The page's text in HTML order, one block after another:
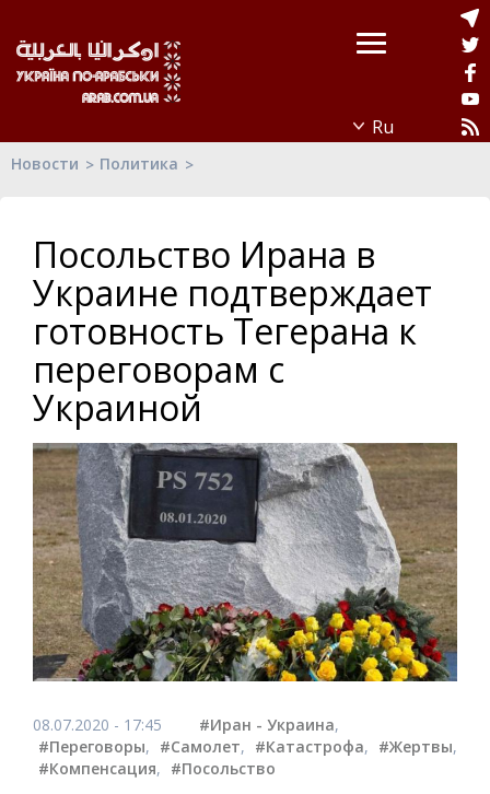
Новости Политика
Посольство Ирана в
Украине подтверждает
готовность Тегерана к
переговорам с
Украиной
08.07.2020 - 17:45 #Иран - Украина,
#Переговоры, #Самолет, #Катастрофа, #Жертвы,
#Компенсация, #Посольство